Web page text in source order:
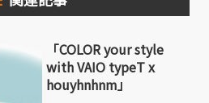
「COLOR your style
with VAIO typeT x
houyhnhnm」